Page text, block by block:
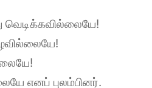
வெடிக்கவில்லையே!
எனப் புலம்பினர்.